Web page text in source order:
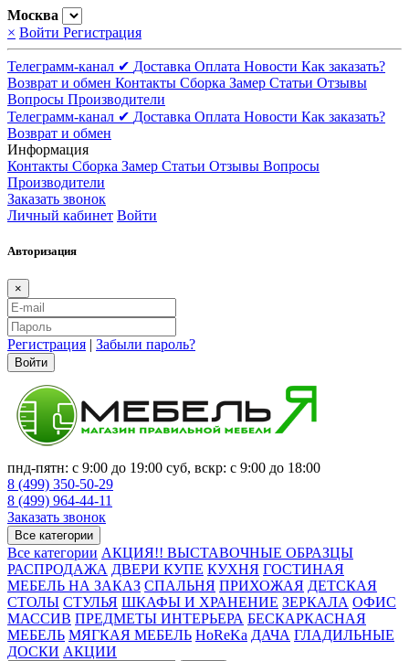
Москва
× Войти Регистрация
Телеграмм-канал ✔ Доставка Оплата Новости Как заказать?
Возврат и обмен Контакты Сборка Замер Статьи Отзывы
Вопросы Производители
Телеграмм-канал ✔ Доставка Оплата Новости Как заказать?
Возврат и обмен
Информация
Контакты Сборка Замер Статьи Отзывы Вопросы
Производители
Заказать звонок
Личный кабинет Войти
Авторизация
×
Регистрация | Забыли пароль?
Войти
пнд-пятн: с 9:00 до 19:00 суб, вскр: с 9:00 до 18:00
8 (499) 350-50-29
8 (499) 964-44-11
Заказать звонок
Все категории
Все категории АКЦИЯ!! ВЫСТАВОЧНЫЕ ОБРАЗЦЫ
РАСПРОДАЖА ДВЕРИ КУПЕ КУХНЯ ГОСТИНАЯ
МЕБЕЛЬ НА ЗАКАЗ СПАЛЬНЯ ПРИХОЖАЯ ДЕТСКАЯ
СТОЛЫ СТУЛЬЯ ШКАФЫ И ХРАНЕНИЕ ЗЕРКАЛА ОФИС
МАССИВ ПРЕДМЕТЫ ИНТЕРЬЕРА БЕСКАРКАСНАЯ
МЕБЕЛЬ МЯГКАЯ МЕБЕЛЬ HoReKa ДАЧА ГЛАДИЛЬНЫЕ
ДОСКИ АКЦИИ